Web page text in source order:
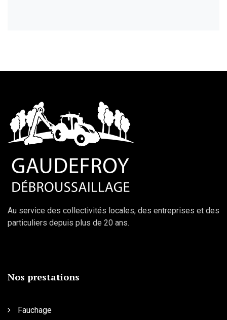
Au service des collectivités locales, des entreprises et des
particuliers depuis plus de 20 ans.
Nos prestations
Fauchage